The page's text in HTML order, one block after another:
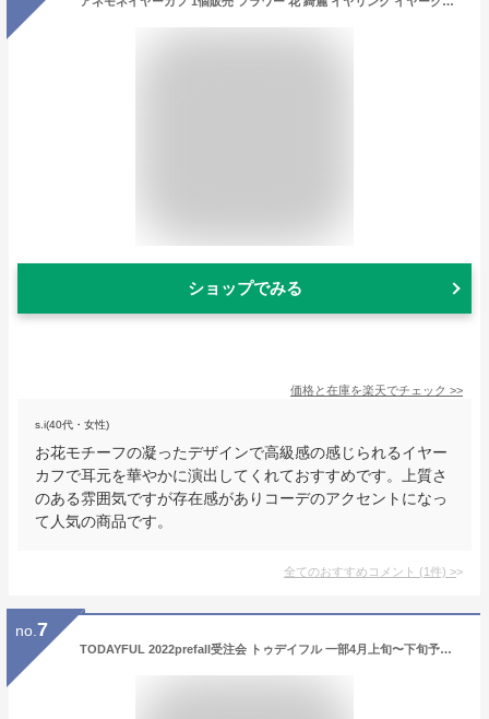
ショップでみる
価格と在庫を楽天でチェック >>
s.i(40代・女性)
お花モチーフの凝ったデザインで高級感の感じられるイヤー
カフで耳元を華やかに演出してくれておすすめです。上質さ
のある雰囲気ですが存在感がありコーデのアクセントになっ
て人気の商品です。
全てのおすすめコメント (1件) >
no. 7
TODAYFUL 2022prefall受注会 トゥデイフル 一部4月上旬〜下旬予約 Round Hoop Earcuff (Silver925) ラウンドフープイヤーカフ シルバー925 レディース アクセサリー イヤーカフ イヤリング ミニ フープ 12990911 [クーポン利用不可] 22summer受注会